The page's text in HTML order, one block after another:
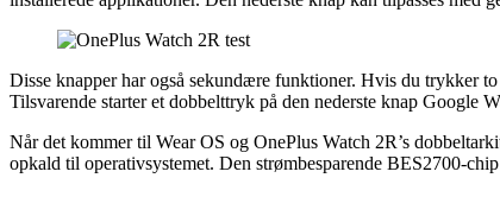
Disse knapper har også sekundære funktioner. Hvis du trykker
Tilsvarende starter et dobbelttryk på den nederste knap Google
Når det kommer til Wear OS og OnePlus Watch 2R’s
opkald til operativsystemet. Den strømbesparende BES2700-